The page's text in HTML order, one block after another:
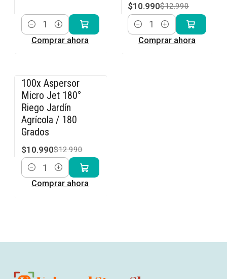
Cantidad
Comprar ahora
$10.990$12.990
Cantidad
Comprar ahora
-15% OFF
100x Aspersor
Micro Jet 180°
Riego Jardín
Agrícola / 180
Grados
$10.990$12.990
Cantidad
Comprar ahora